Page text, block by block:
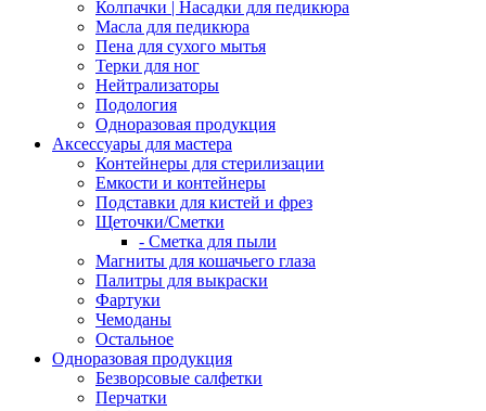
Колпачки | Насадки для педикюра
Масла для педикюра
Пена для сухого мытья
Терки для ног
Нейтрализаторы
Подология
Одноразовая продукция
Аксессуары для мастера
Контейнеры для стерилизации
Емкости и контейнеры
Подставки для кистей и фрез
Щеточки/Сметки
- Сметка для пыли
Магниты для кошачьего глаза
Палитры для выкраски
Фартуки
Чемоданы
Остальное
Одноразовая продукция
Безворсовые салфетки
Перчатки